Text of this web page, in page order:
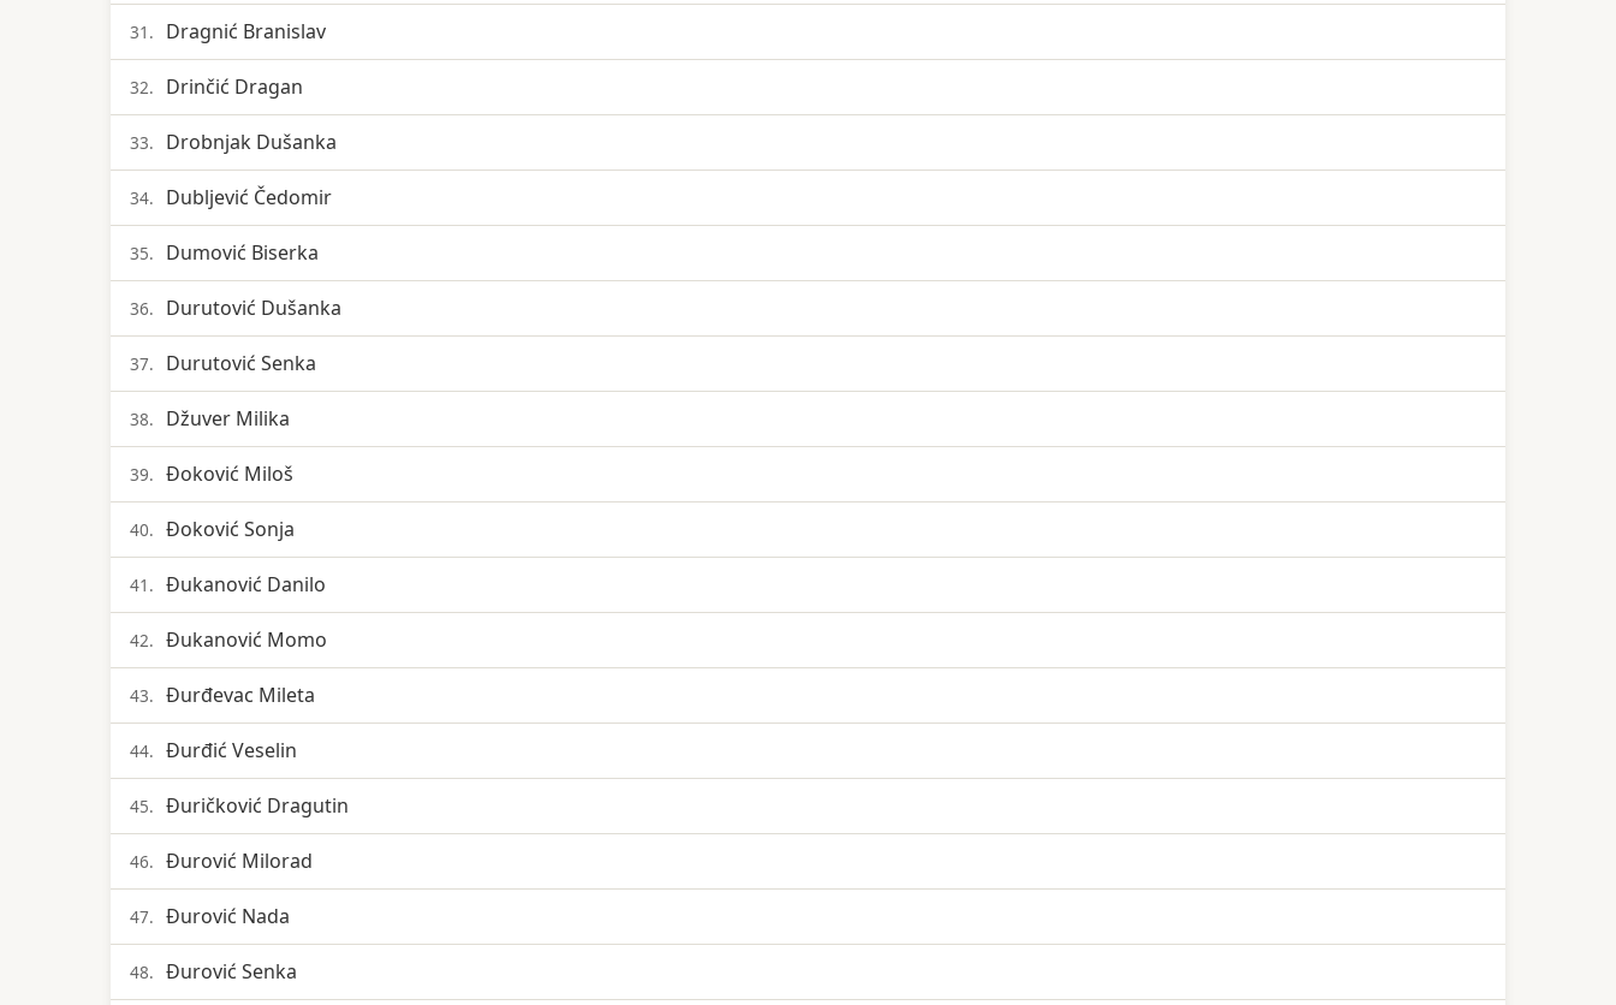
31. Dragnić Branislav
32. Drinčić Dragan
33. Drobnjak Dušanka
34. Dubljević Čedomir
35. Dumović Biserka
36. Durutović Dušanka
37. Durutović Senka
38. Džuver Milika
39. Đoković Miloš
40. Đoković Sonja
41. Đukanović Danilo
42. Đukanović Momo
43. Đurđevac Mileta
44. Đurđić Veselin
45. Đuričković Dragutin
46. Đurović Milorad
47. Đurović Nada
48. Đurović Senka